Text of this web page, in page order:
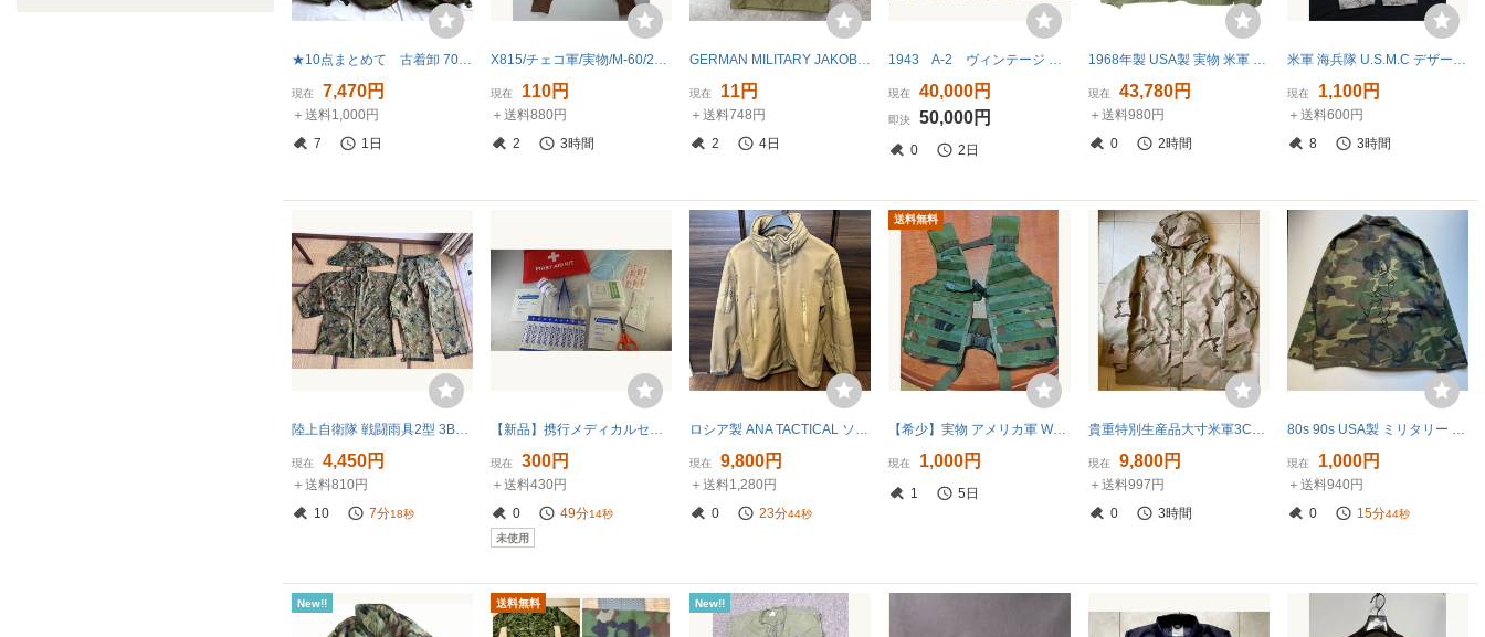
★10点まとめて 古着卸 70s～ ビンテージ ルーマニア軍 山岳部隊 リュックサック ヴィンテージ デイパック バッグ 古着ベール 10点セット
現在 7,470円
＋送料1,000円
7
1日
X815/チェコ軍/実物/M-60/2表記/Lサイズ/キルティングライナーパンツ/中綿/リブボトムス/オリーブ/カーキ/古着/
現在 110円
＋送料880円
2
3時間
GERMAN MILITARY JAKOB ESCHBACH GMBH GORE-TEX ドイツ軍 ゴアテックス 防水ジャケット OPTI パーカ ミリタリージャケット ヴィンテージ
現在 11円
＋送料748円
2
4日
1943 A-2 ヴィンテージ フライトジャケット USAAF/アメリカ陸軍航空隊/第5空軍/5AF/40s/当時物
現在 40,000円
即決 50,000円
0 2日
1968年製 USA製 実物 米軍 US NAVY A-2 デッキ ジャケット L 内ボア N-1後継 60s ミリタリージャケット ビンテージ D154-18-0007ZTW
現在 43,780円
＋送料980円
0
2時間
米軍 海兵隊 U.S.M.C デザートマーパットコンバットパンツ Size MEDIUM/LONG
現在 1,100円
＋送料600円
8
3時間
陸上自衛隊 戦闘雨具2型 3Bサイズ 現状品
現在 4,450円
＋送料810円
10
7分17秒
【新品】携行メディカルセット
現在 300円
＋送料430円
0
49分13秒
未使用
ロシア製 ANA TACTICAL ソフトシェルジャケット タン サイズ 50/52-3 2018年製
現在 9,800円
＋送料1,280円
0
23分43秒
送料無料
【希少】実物 アメリカ軍 WOODLAND Camo ベスト
現在 1,000円
1 5日
貴重特別生産品大寸米軍3Cデザート迷彩ECWCSゴアテックスパーカーXXLR
現在 9,800円
＋送料997円
0
3時間
80s 90s USA製 ミリタリー ジャケット RN26271 民間品 古着 ウッドランド ミッキーマウス ミッキー ペイント ヴィンテージ ビンテージ
現在 1,000円
＋送料940円
0
15分43秒
New!! 送料無料 New!!